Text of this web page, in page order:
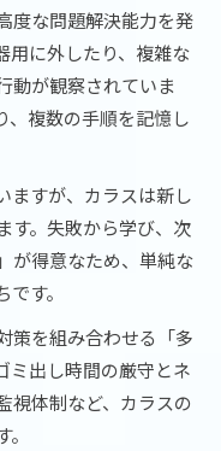
度な問題解決能力を発
用に外したり、複雑な
動が観察されていま
、複数の手順を記憶し
ますが、カラスは新し
す。失敗から学び、次
が得意なため、単純な
す。
策を組み合わせる「多
ミ出し時間の厳守とネ
視体制など、カラスの